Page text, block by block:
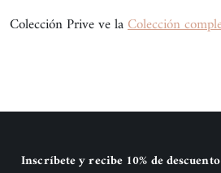
Colección Prive ve laColección
Inscríbete y recibe 10% de